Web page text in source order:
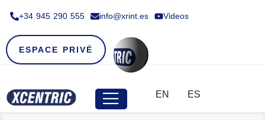
+34 945 290 555​ info@xrint.es Videos
ESPACE PRIVÉ
EN ES